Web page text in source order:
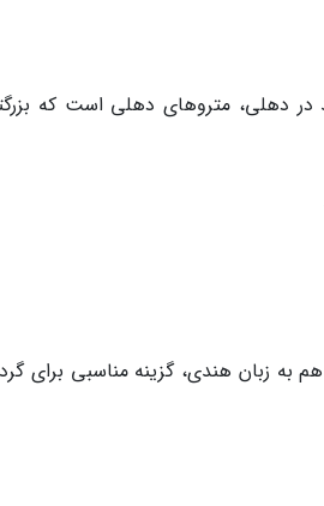
دهلی، متروهای دهلی است که
زبان هندی، گزینه مناسبی برای